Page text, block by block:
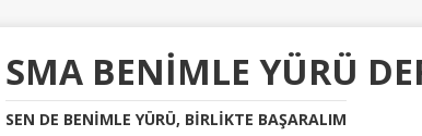
SMA BENIMLE YÜRÜ
SEN DE BENIMLE YÜRÜ, BIRLIKTE BAŞARALIM